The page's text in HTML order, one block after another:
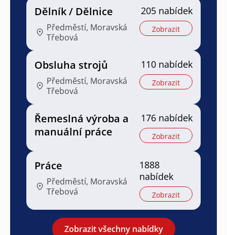
Dělník / Dělnice
Předměstí, Moravská
Třebová
205 nabídek
Zobrazit
Obsluha strojů
Předměstí, Moravská
Třebová
110 nabídek
Zobrazit
Řemeslná výroba a
manuální práce
176 nabídek
Zobrazit
Práce
Předměstí, Moravská
Třebová
1888
nabídek
Zobrazit
Zobrazit všechny nabídky